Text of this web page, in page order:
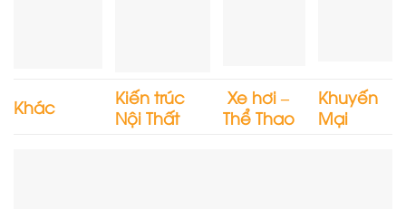
Khác
Kiến trúc
Nội Thất
Xe hơi –
Thể Thao
Khuyến
Mại